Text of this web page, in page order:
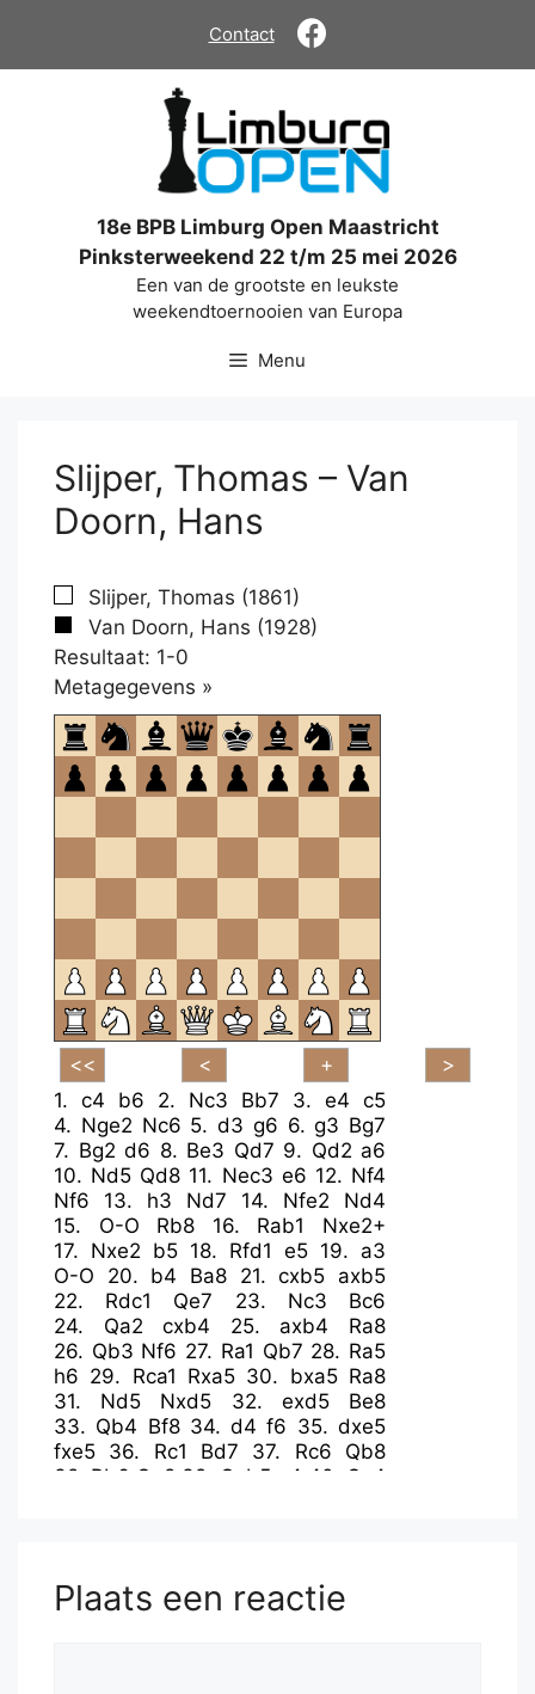
de
Contact
18e BPB Limburg Open Maastricht
Pinksterweekend 22 t/m 25 mei 2026
Een van de grootste en leukste
weekendtoernooien van Europa
Menu
Slijper, Thomas – Van
Doorn, Hans
Slijper, Thomas (1861)
Van Doorn, Hans (1928)
Resultaat: 1-0
Metagegevens »
om
te
openen.
1. c4 b6 2. Nc3 Bb7 3. e4 c5
4. Nge2 Nc6 5. d3 g6 6.g3 Bg7
7. Bg2 d6 8. Be3 Qd7 9. Qd2 a6
10. Nd5 Qd8 11. Nec3 e6 12. Nf4
Nf6
13. h3 Nd7 14. Nfe2
Nd4
15. O-O Rb8 16. Rab1
Nxe2+
17. Nxe2 b5 18. Rfd1 e5 19. a3
O-O
20. b4 Ba8 21.cxb5 axb5
22. Rdc1 Qe7 23. Nc3
Bc6
24. Qa2 cxb4 25. axb4
Ra8
26. Qb3 Nf6 27. Ra1 Qb7 28. Ra5
h6 29. Rca1 Rxa5 30. bxa5 Ra8
31. Nd5 Nxd5 32. exd5
Be8
33. Qb4 Bf8 34.d4 f6 35.dxe5
fxe5 36. Rc1 Bd7 37. Rc6
Qb8
38. Bb6 Qe8 39. Qxb5 e4 40.
Qc4
Plaats een reactie